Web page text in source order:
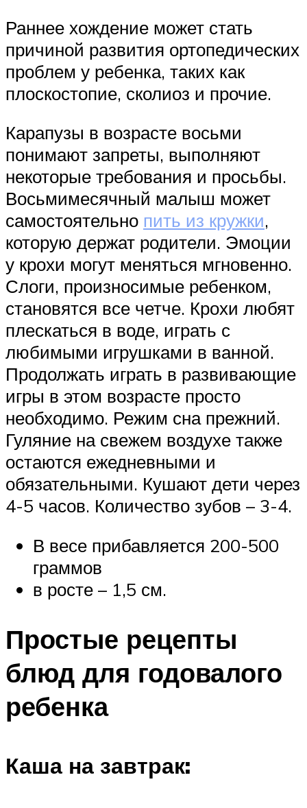
Раннее хождение может стать
причиной развития ортопедических
проблем у ребенка, таких как
плоскостопие, сколиоз и прочие.
Карапузы в возрасте восьми
понимают запреты, выполняют
некоторые требования и просьбы.
Восьмимесячный малыш может
самостоятельно пить из кружки,
которую держат родители. Эмоции
у крохи могут меняться мгновенно.
Слоги, произносимые ребенком,
становятся все четче. Крохи любят
плескаться в воде, играть с
любимыми игрушками в ванной.
Продолжать играть в развивающие
игры в этом возрасте просто
необходимо. Режим сна прежний.
Гуляние на свежем воздухе также
остаются ежедневными и
обязательными. Кушают дети через
4-5 часов. Количество зубов – 3-4.
В весе прибавляется 200-500
граммов
в росте – 1,5 см.
Простые рецепты
блюд для годовалого
ребенка
Каша на завтрак: